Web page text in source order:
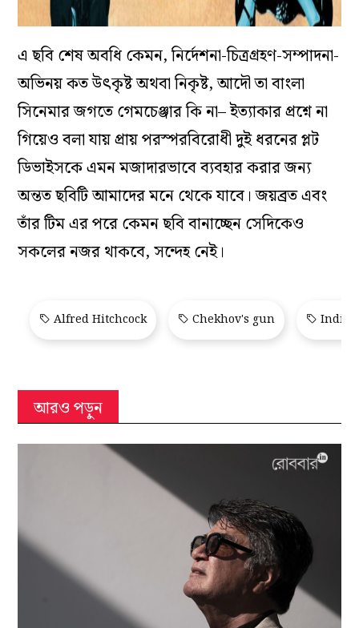
এ ছবি শেষ অবধি কেমন, নির্দেশনা-চিত্রগ্রহণ-সম্পাদনা-
অভিনয় কত উৎকৃষ্ট অথবা নিকৃষ্ট, আদৌ তা বাংলা
সিনেমার জগতে গেমচেঞ্জার কি না– ইত্যাকার প্রশ্নে না
গিয়েও বলা যায় প্রায় পরস্পরবিরোধী দুই ধরনের প্লট
ডিভাইসকে এমন মজাদারভাবে ব্যবহার করার জন্য
অন্তত ছবিটি আমাদের মনে থেকে যাবে। জয়ব্রত এবং
তাঁর টিম এর পরে কেমন ছবি বানাচ্ছেন সেদিকেও
সকলের নজর থাকবে, সন্দেহ নেই।
Alfred Hitchcock Chekhov's gun
আরও পড়ুন